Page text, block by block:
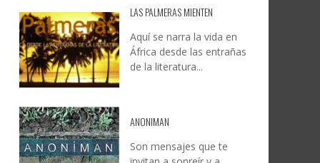
LAS PALMERAS MIENTEN
Aquí se narra la vida en
África desde las entrañas
de la literatura...
ANONIMAN
Son mensajes que te